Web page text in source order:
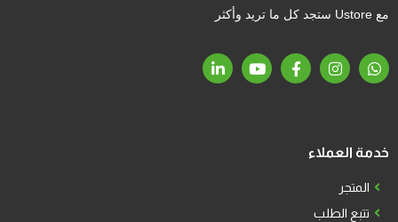
مع Ustore ستجد كل ما تريد وأكثر
خدمة العملاء
المتجر
تتبع الطلب